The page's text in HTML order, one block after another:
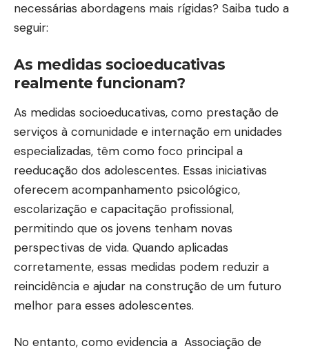
necessárias abordagens mais rígidas? Saiba tudo a
seguir:
As medidas socioeducativas
realmente funcionam?
As medidas socioeducativas, como prestação de
serviços à comunidade e internação em unidades
especializadas, têm como foco principal a
reeducação dos adolescentes. Essas iniciativas
oferecem acompanhamento psicológico,
escolarização e capacitação profissional,
permitindo que os jovens tenham novas
perspectivas de vida. Quando aplicadas
corretamente, essas medidas podem reduzir a
reincidência e ajudar na construção de um futuro
melhor para esses adolescentes.
No entanto, como evidencia a Associação de